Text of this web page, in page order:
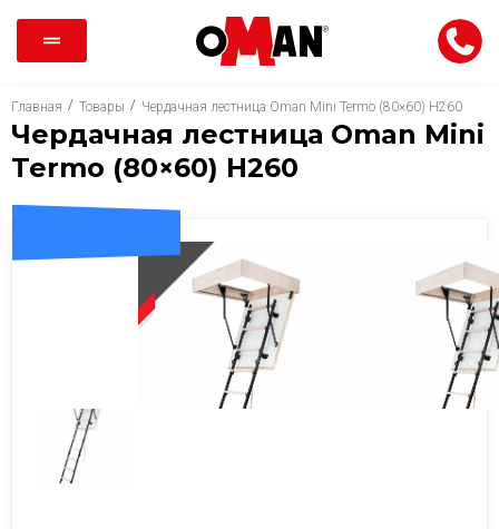
Главная / Товары / Чердачная лестница Oman Mini Termo (80×60) H260
Чердачная лестница Oman Mini
Termo (80×60) H260
ДОСТАВКА 0 ГРН